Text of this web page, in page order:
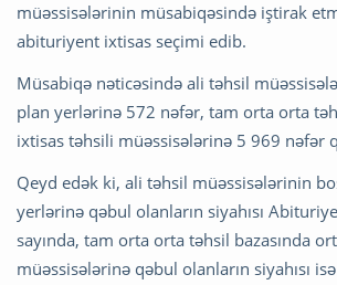
müəssisələrinin müsabiqəsində iştirak
abituriyent ixtisas seçimi edib.
Müsabiqə nəticəsində ali təhsil
plan yerlərinə 572 nəfər, tam orta orta
ixtisas təhsili müəssisələrinə 5 969 nəfər
Qeyd edək ki, ali təhsil müəssisələrinin
yerlərinə qəbul olanların siyahısı
sayında, tam orta orta təhsil bazasında
müəssisələrinə qəbul olanların siyahısı